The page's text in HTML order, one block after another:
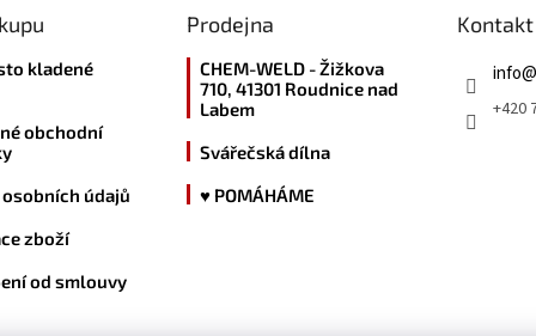
kladené
obchodní
osobních údajů
zboží
od smlouvy
Prodejna
CHEM-WELD - Žižkova
710, 41301 Roudnice nad
Labem
Svářečská dílna
♥ POMÁHÁME
Kontakt
info@
+420